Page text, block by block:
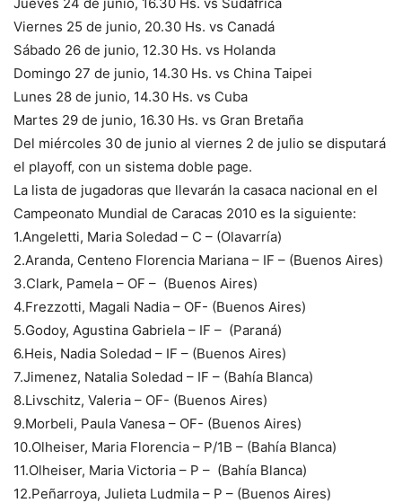
Viernes 25 de junio, 20.30 Hs. vs Canadá
Sábado 26 de junio, 12.30 Hs. vs Holanda
Domingo 27 de junio, 14.30 Hs. vs China Taipei
Lunes 28 de junio, 14.30 Hs. vs Cuba
Martes 29 de junio, 16.30 Hs. vs Gran Bretaña
Del miércoles 30 de junio al viernes 2 de julio se disputará
el playoff, con un sistema doble page.
La lista de jugadoras que llevarán la casaca nacional en el
Campeonato Mundial de Caracas 2010 es la siguiente:
1.Angeletti, Maria Soledad – C – (Olavarría)
2.Aranda, Centeno Florencia Mariana – IF – (Buenos Aires)
3.Clark, Pamela – OF – (Buenos Aires)
4.Frezzotti, Magali Nadia – OF- (Buenos Aires)
5.Godoy, Agustina Gabriela – IF – (Paraná)
6.Heis, Nadia Soledad – IF – (Buenos Aires)
7.Jimenez, Natalia Soledad – IF – (Bahía Blanca)
8.Livschitz, Valeria – OF- (Buenos Aires)
9.Morbeli, Paula Vanesa – OF- (Buenos Aires)
10.Olheiser, Maria Florencia – P/1B – (Bahía Blanca)
11.Olheiser, Maria Victoria – P – (Bahía Blanca)
12.Peñarroya, Julieta Ludmila – P – (Buenos Aires)